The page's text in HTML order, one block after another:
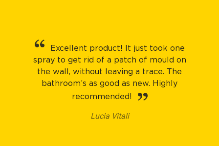
Excellent product! It just took one
spray to get rid of a patch of mould on
the wall, without leaving a trace. The
bathroom’s as good as new. Highly
recommended!
Lucia Vitali